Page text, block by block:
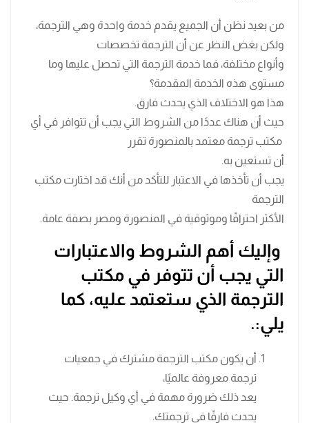
من بعيد نظن أن الجميع يقدم خدمة واحدة وهي الترجمة،
ولكن بغض النظر عن أن الترجمة تخصصات
وأنواع مختلفة، فما خدمة الترجمة التي تحصل عليها وما
مستوى هذه الخدمة المقدمة؟
هذا هو الاختلاف الذي يحدث فارق.
حيث أن هناك عددًا من الشروط التي يجب أن تتوافر في أي
مكتب ترجمة معتمد بالمنصورة تقرر
أن تستعين به.
يجب أن تأخذها في الاعتبار للتأكد من أنك قد اختارت مكتب
الترجمة
الأكثر احترافًا وموثوقية في المنصورة ومصر بصفة عامة.
وإليك أهم الشروط والاعتبارات
التي يجب أن تتوفر في مكتب
الترجمة الذي ستعتمد عليه، كما
يلي:.
أن يكون مكتب الترجمة مشترك في جمعيات
ترجمة معروفة عالميًا،
يعد ذلك ضرورة مهمة في أي وكيل ترجمة. حيث
يحدث فارقًا في ترجمتك.